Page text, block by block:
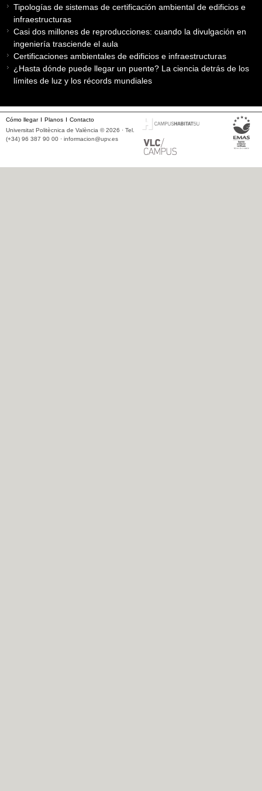
Tipologías de sistemas de certificación ambiental de edificios e
infraestructuras
Casi dos millones de reproducciones: cuando la divulgación en
ingeniería trasciende el aula
Certificaciones ambientales de edificios e infraestructuras
¿Hasta dónde puede llegar un puente? La ciencia detrás de los
límites de luz y los récords mundiales
Cómo llegar Planos
Contacto
Universitat Politècnica de València © 2026 · Tel.
(+34) 96 387 90 00 · informacion@upv.es